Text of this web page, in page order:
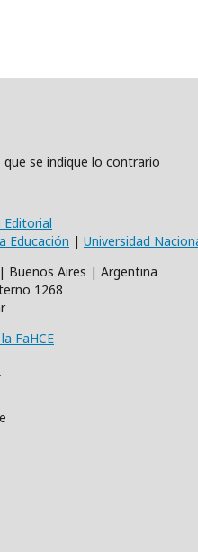
se indique lo contrario
Editorial
Educación | Universidad
Buenos Aires | Argentina
1268
FaHCE